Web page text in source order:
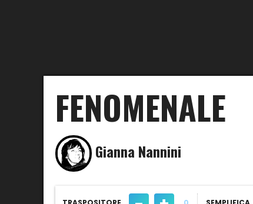
FENOMENALE
Gianna Nannini